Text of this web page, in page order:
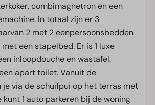
combimagnetron en een
In totaal zijn er 3
2 met 2 eenpersoonsbedden
een stapelbed. Er is 1 luxe
inloopdouche en wastafel.
apart toilet. Vanuit de
je via de schuifpui op het terras met
1 auto parkeren bij de woning